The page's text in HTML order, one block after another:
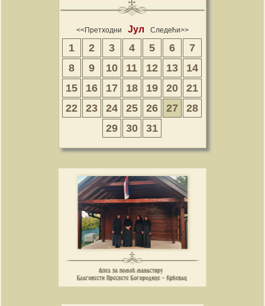
<<Претходни Јул Следећи>>
1 2 3 4 5 6
7
8
9 10 11 12 13
14
15
16 17 18 19 20
21
22
23 24 25 26 27
28
29
30 31